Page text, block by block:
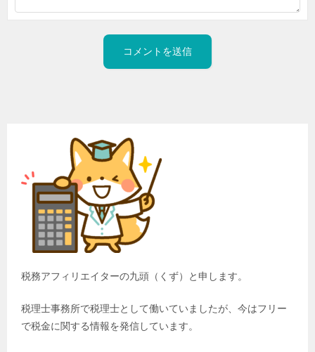
税務アフィリエイターの九頭（くず）と申します。
税理士事務所で税理士として働いていましたが、今はフリー
で税金に関する情報を発信しています。